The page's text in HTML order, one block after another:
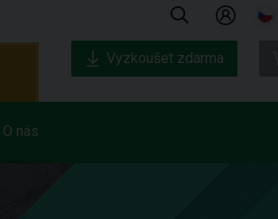
O nás
Vyzkoušet zdarma